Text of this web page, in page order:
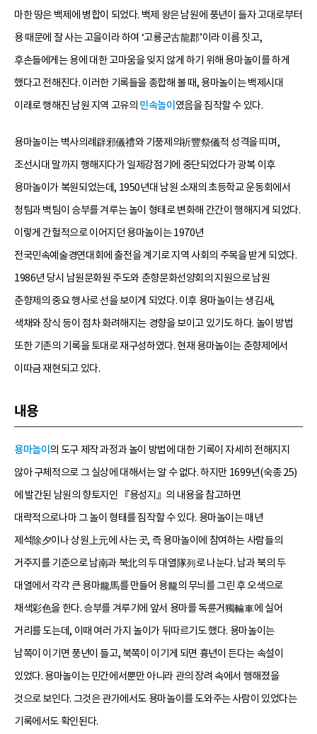
마한 땅은 백제에 병합이 되었다. 백제 왕은 남원에 풍년이 들자 고대로부터
용 때문에 잘 사는 고을이라 하여 ‘고룡군古龍郡’이라 이름 짓고,
후손들에게는 용에 대한 고마움을 잊지 않게 하기 위해 용마놀이를 하게
했다고 전해진다. 이러한 기록들을 종합해 볼 때, 용마놀이는 백제시대
이래로 행해진 남원 지역 고유의 민속놀이 였음을 짐작할 수 있다.
용마놀이는 벽사의례辟邪儀禮와 기풍제의祈豐祭儀적 성격을 띠며,
조선시대 말까지 행해지다가 일제강점기에 중단되었다가 광복 이후
용마놀이가 복원되었는데, 1950년대 남원 소재의 초등학교 운동회에서
청팀과 백팀이 승부를 겨루는 놀이 형태로 변화해 간간이 행해지게 되었다.
이렇게 간헐적으로 이어지던 용마놀이는 1970년
전국민속예술경연대회에 출전을 계기로 지역 사회의 주목을 받게 되었다.
1986년 당시 남원문화원 주도와 춘향문화선양회의 지원으로 남원
춘향제의 중요 행사로 선을 보이게 되었다. 이후 용마놀이는 생김새,
색채와 장식 등이 점차 화려해지는 경향을 보이고 있기도 하다. 놀이 방법
또한 기존의 기록을 토대로 재구성하였다. 현재 용마놀이는 춘향제에서
이따금 재현되고 있다.
내용
용마놀이 의 도구 제작 과정과 놀이 방법에 대한 기록이 자세히 전해지지
않아 구체적으로 그 실상에 대해서는 알 수 없다. 하지만 1699년(숙종 25)
에 발간된 남원의 향토지인 『용성지』의 내용을 참고하면
대략적으로나마 그 놀이 형태를 짐작할 수 있다. 용마놀이는 매년
제석除夕이나 상원上元에 사는 곳, 즉 용마놀이에 참여하는 사람들의
거주지를 기준으로 남南과 북北의 두 대열隊列로 나눈다. 남과 북의 두
대열에서 각각 큰 용마龍馬를 만들어 용龍의 무늬를 그린 후 오색으로
채색彩色을 한다. 승부를 겨루기에 앞서 용마를 독륜거獨輪車에 실어
거리를 도는데, 이때 여러 가지 놀이가 뒤따르기도 했다. 용마놀이는
남쪽이 이기면 풍년이 들고, 북쪽이 이기게 되면 흉년이 든다는 속설이
있었다. 용마놀이는 민간에서뿐만 아니라 관의 장려 속에서 행해졌을
것으로 보인다. 그것은 관가에서도 용마놀이를 도와주는 사람이 있었다는
기록에서도 확인된다.